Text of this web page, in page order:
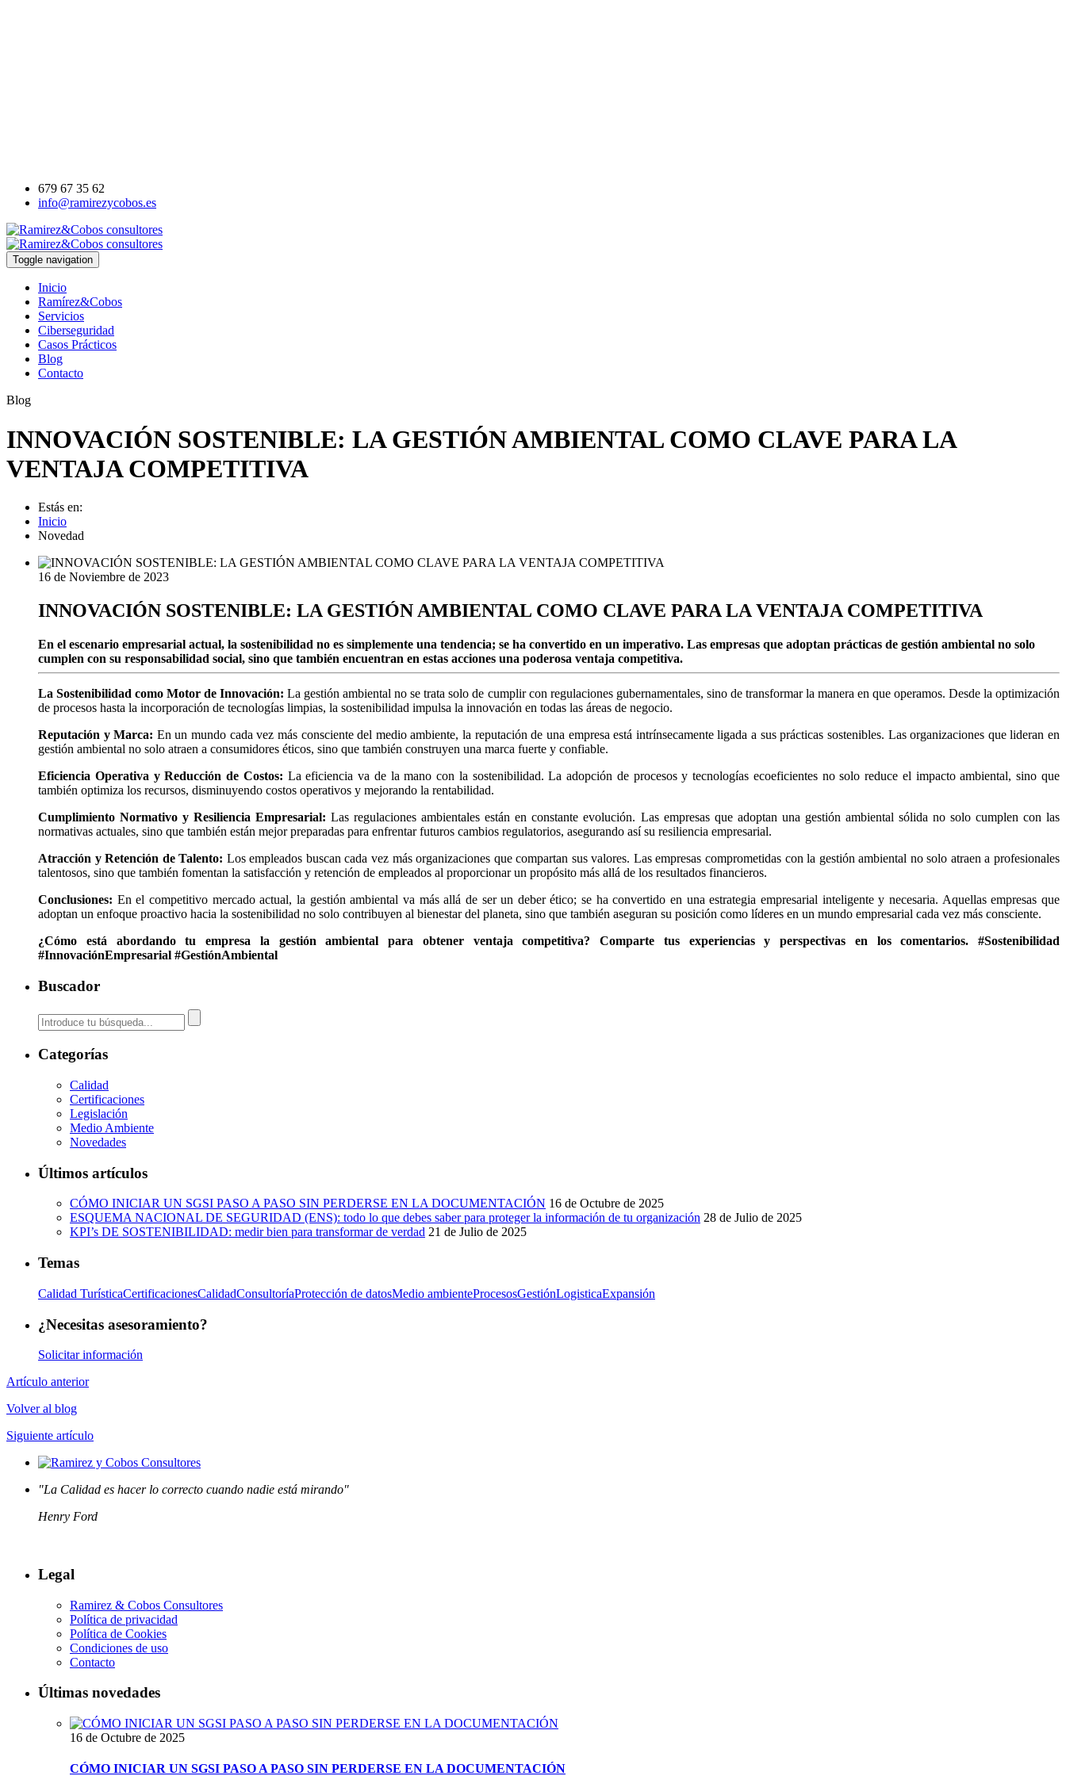
679 67 35 62
info@ramirezycobos.es
Toggle navigation
Inicio
Ramírez&Cobos
Servicios
Ciberseguridad
Casos Prácticos
Blog
Contacto
Blog
INNOVACIÓN SOSTENIBLE: LA GESTIÓN AMBIENTAL COMO CLAVE PARA LA
VENTAJA COMPETITIVA
Estás en:
Inicio
Novedad
16 de Noviembre de 2023
INNOVACIÓN SOSTENIBLE: LA GESTIÓN AMBIENTAL COMO CLAVE PARA LA VENTAJA COMPETITIVA
En el escenario empresarial actual, la sostenibilidad no es simplemente una tendencia; se ha convertido en un imperativo. Las empresas que adoptan prácticas de gestión ambiental no solo
cumplen con su responsabilidad social, sino que también encuentran en estas acciones una poderosa ventaja competitiva.
La Sostenibilidad como Motor de Innovación: La gestión ambiental no se trata solo de cumplir con regulaciones gubernamentales, sino de transformar la manera en que operamos. Desde la optimización
de procesos hasta la incorporación de tecnologías limpias, la sostenibilidad impulsa la innovación en todas las áreas de negocio.
Reputación y Marca: En un mundo cada vez más consciente del medio ambiente, la reputación de una empresa está intrínsecamente ligada a sus prácticas sostenibles. Las organizaciones que lideran en
gestión ambiental no solo atraen a consumidores éticos, sino que también construyen una marca fuerte y confiable.
Eficiencia Operativa y Reducción de Costos: La eficiencia va de la mano con la sostenibilidad. La adopción de procesos y tecnologías ecoeficientes no solo reduce el impacto ambiental, sino que
también optimiza los recursos, disminuyendo costos operativos y mejorando la rentabilidad.
Cumplimiento Normativo y Resiliencia Empresarial: Las regulaciones ambientales están en constante evolución. Las empresas que adoptan una gestión ambiental sólida no solo cumplen con las
normativas actuales, sino que también están mejor preparadas para enfrentar futuros cambios regulatorios, asegurando así su resiliencia empresarial.
Atracción y Retención de Talento: Los empleados buscan cada vez más organizaciones que compartan sus valores. Las empresas comprometidas con la gestión ambiental no solo atraen a profesionales
talentosos, sino que también fomentan la satisfacción y retención de empleados al proporcionar un propósito más allá de los resultados financieros.
Conclusiones: En el competitivo mercado actual, la gestión ambiental va más allá de ser un deber ético; se ha convertido en una estrategia empresarial inteligente y necesaria. Aquellas empresas que
adoptan un enfoque proactivo hacia la sostenibilidad no solo contribuyen al bienestar del planeta, sino que también aseguran su posición como líderes en un mundo empresarial cada vez más consciente.
¿Cómo está abordando tu empresa la gestión ambiental para obtener ventaja competitiva? Comparte tus experiencias y perspectivas en los comentarios. #Sostenibilidad
#InnovaciónEmpresarial #GestiónAmbiental
Buscador
Categorías
Calidad
Certificaciones
Legislación
Medio Ambiente
Novedades
Últimos artículos
CÓMO INICIAR UN SGSI PASO A PASO SIN PERDERSE EN LA DOCUMENTACIÓN 16 de Octubre de 2025
ESQUEMA NACIONAL DE SEGURIDAD (ENS): todo lo que debes saber para proteger la información de tu organización 28 de Julio de 2025
KPI’s DE SOSTENIBILIDAD: medir bien para transformar de verdad 21 de Julio de 2025
Temas
Calidad TurísticaCertificacionesCalidadConsultoríaProtección de datosMedio ambienteProcesosGestiónLogisticaExpansión
¿Necesitas asesoramiento?
Solicitar información
Artículo anterior
Volver al blog
Siguiente artículo
"La Calidad es hacer lo correcto cuando nadie está mirando"
Henry Ford
Legal
Ramirez & Cobos Consultores
Política de privacidad
Política de Cookies
Condiciones de uso
Contacto
Últimas novedades
16 de Octubre de 2025
CÓMO INICIAR UN SGSI PASO A PASO SIN PERDERSE EN LA DOCUMENTACIÓN